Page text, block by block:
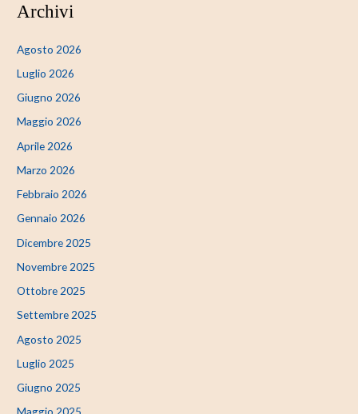
Archivi
Agosto 2026
Luglio 2026
Giugno 2026
Maggio 2026
Aprile 2026
Marzo 2026
Febbraio 2026
Gennaio 2026
Dicembre 2025
Novembre 2025
Ottobre 2025
Settembre 2025
Agosto 2025
Luglio 2025
Giugno 2025